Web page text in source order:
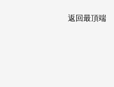
返回最頂端